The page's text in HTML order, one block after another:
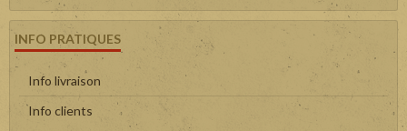
INFO PRATIQUES
Info livraison
Info clients